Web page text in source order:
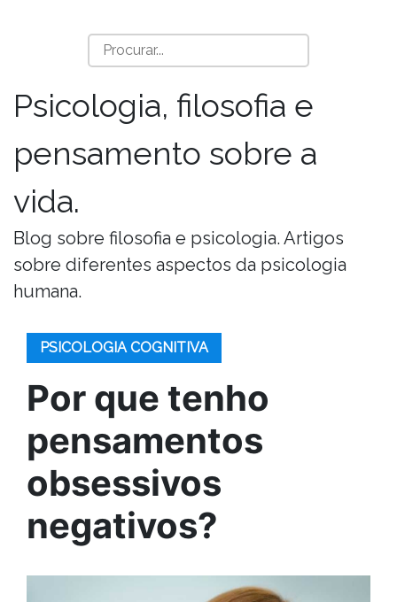
Psicologia, filosofia e
pensamento sobre a
vida.
Blog sobre filosofia e psicologia. Artigos
sobre diferentes aspectos da psicologia
humana.
PSICOLOGIA COGNITIVA
Por que tenho
pensamentos
obsessivos
negativos?